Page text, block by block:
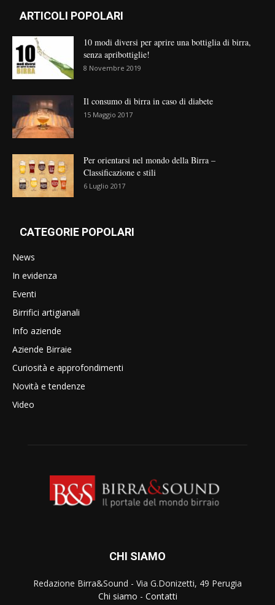
ARTICOLI POPOLARI
10 modi diversi per aprire una bottiglia di birra,
senza apribottiglie!
8 Novembre 2019
Il consumo di birra in caso di diabete
15 Maggio 2017
Per orientarsi nel mondo della Birra –
Classificazione e stili
6 Luglio 2017
CATEGORIE POPOLARI
News
In evidenza
Eventi
Birrifici artigianali
Info aziende
Aziende Birraie
Curiosità e approfondimenti
Novità e tendenze
Video
CHI SIAMO
Redazione Birra&Sound - Via G.Donizetti, 49 Perugia
Chi siamo - Contatti